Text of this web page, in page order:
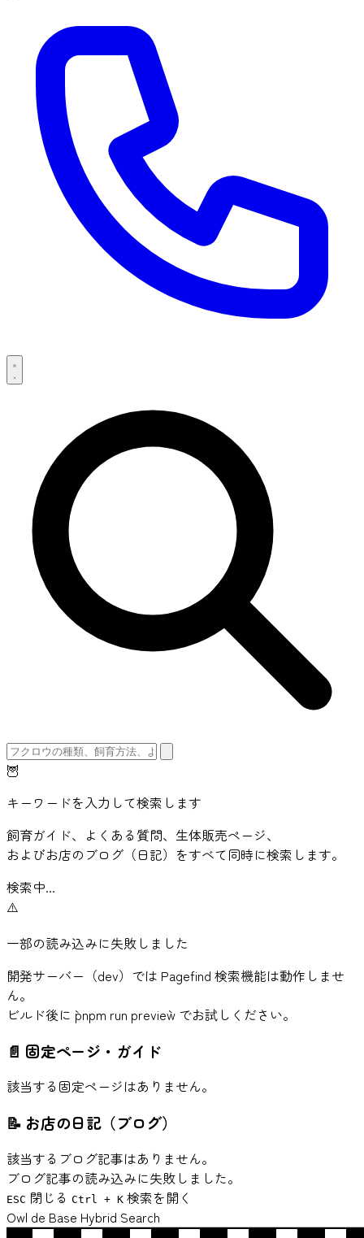
🦉
キーワードを入力して検索します
飼育ガイド、よくある質問、生体販売ページ、
およびお店のブログ（日記）をすべて同時に検索します。
検索中...
⚠️
一部の読み込みに失敗しました
開発サーバー（dev）では Pagefind 検索機能は動作しませ
ん。
ビルド後に `pnpm run preview` でお試しください。
📄 固定ページ・ガイド
該当する固定ページはありません。
📝 お店の日記（ブログ）
該当するブログ記事はありません。
ブログ記事の読み込みに失敗しました。
ESC 閉じる Ctrl + K 検索を開く
Owl de Base Hybrid Search